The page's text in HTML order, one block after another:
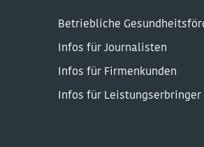
Betriebliche
Infos für Journalisten
Infos für Firmenkunden
Infos für Leistungserbringer